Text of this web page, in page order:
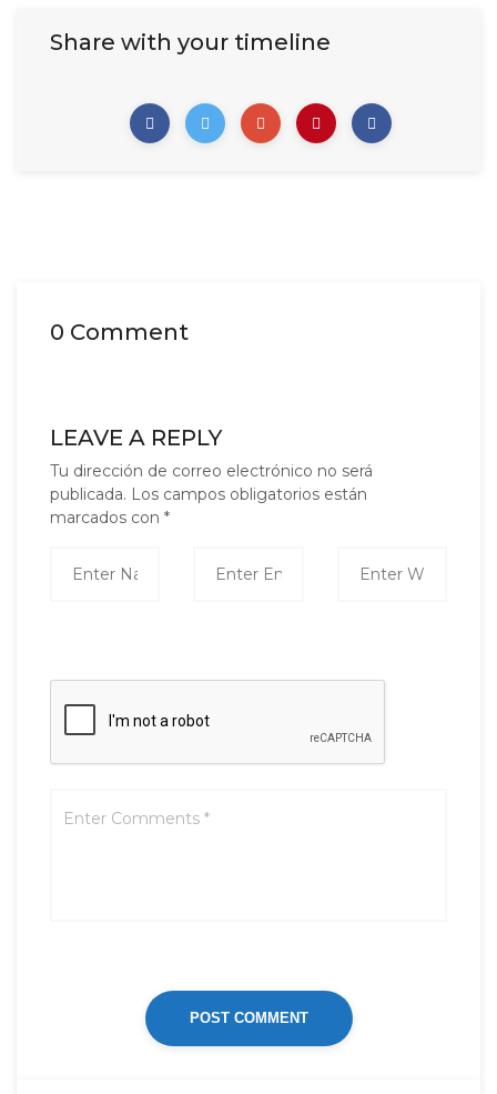
Share with your timeline
0 Comment
LEAVE A REPLY
Tu dirección de correo electrónico no será
publicada. Los campos obligatorios están
marcados con *